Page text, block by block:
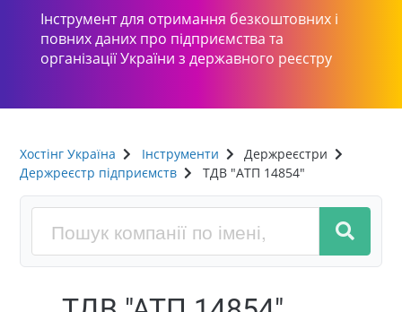
Інструмент для отримання безкоштовних і
повних даних про підприємства та
організації України з державного реєстру
Хостінг Україна Інструменти
Держреєстри
Держреєстр підприємств
ТДВ "АТП 14854"